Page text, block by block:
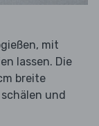
mit
lassen. Die
breite
schälen und